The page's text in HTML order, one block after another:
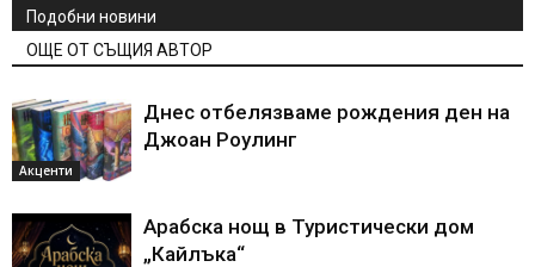
Подобни новини
ОЩЕ ОТ СЪЩИЯ АВТОР
Акценти
Днес отбелязваме рождения ден на
Джоан Роулинг
Арабска нощ в Туристически дом
„Кайлъка“